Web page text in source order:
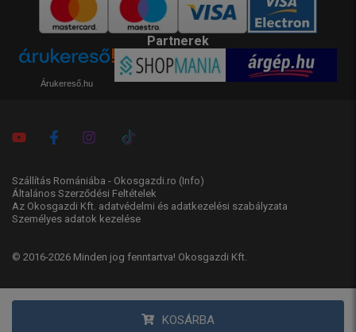
KOSÁRBA
Partnerek
Árukereső.hu
Szállítás Romániába - Okosgazdi.ro (Info)
Általános Szerződési Feltételek
Az Okosgazdi Kft. adatvédelmi és adatkezelési szabályzata
Személyes adatok kezelése
© 2016-2026 Minden jog fenntartva! Okosgazdi Kft.